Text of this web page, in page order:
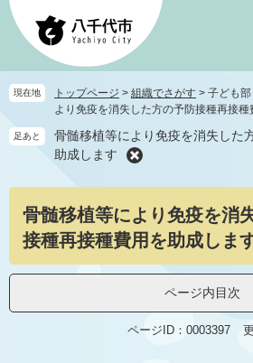
ペ
先
頭
す
メ
を
飛
し
現在地 トップページ > 組織でさがす > 子ども部
より免疫を消失した方の予防接種再接
足あと
骨髄移植等により免疫を消失した
助成します
骨髄移植等により免疫を消
接種再接種費用を助成しま
ページ内目次
ページID：0003397